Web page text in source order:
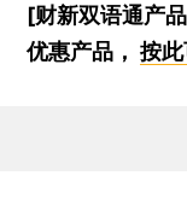
[财新双语通产
优惠产品，按